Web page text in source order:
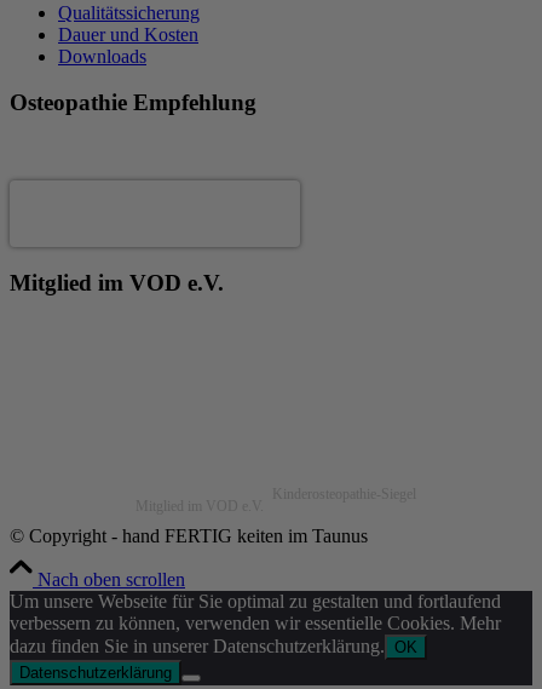
Qualitätssicherung
Dauer und Kosten
Downloads
Osteopathie Empfehlung
Mitglied im VOD e.V.
© Copyright - hand FERTIG keiten im Taunus
Nach oben scrollen
Um unsere Webseite für Sie optimal zu gestalten und fortlaufend
verbessern zu können, verwenden wir essentielle Cookies. Mehr
dazu finden Sie in unserer Datenschutzerklärung. OK
Datenschutzerklärung